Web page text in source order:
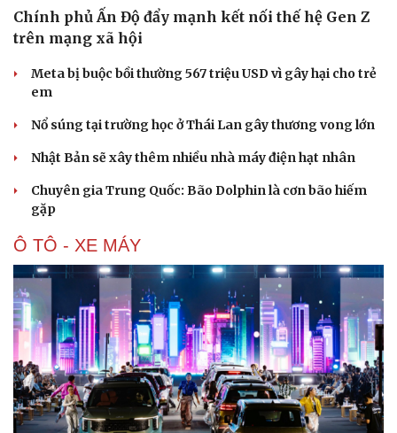
Chính phủ Ấn Độ đẩy mạnh kết nối thế hệ Gen Z
trên mạng xã hội
Meta bị buộc bồi thường 567 triệu USD vì gây hại cho trẻ
em
Nổ súng tại trường học ở Thái Lan gây thương vong lớn
Nhật Bản sẽ xây thêm nhiều nhà máy điện hạt nhân
Chuyên gia Trung Quốc: Bão Dolphin là cơn bão hiếm
gặp
Ô TÔ - XE MÁY